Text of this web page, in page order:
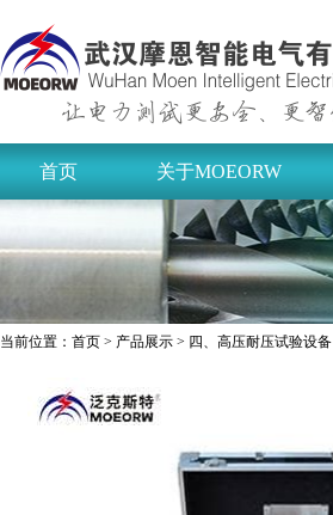
首页 关于MOEORW
当前位置： 首页 > 产品展示 > 四、高压耐压试验设备